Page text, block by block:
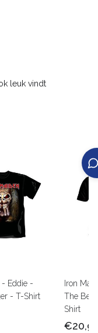
leuk vindt
- Eddie -
- T-Shirt
Iron
The
Shirt